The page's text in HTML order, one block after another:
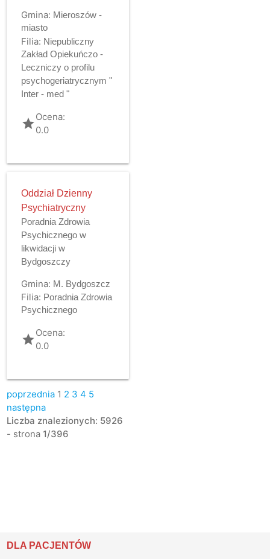
Gmina: Mieroszów -
miasto
Filia: Niepubliczny
Zakład Opiekuńczo -
Leczniczy o profilu
psychogeriatrycznym "
Inter - med "
gradeOcena:
0.0
Oddział Dzienny
Psychiatryczny
Poradnia Zdrowia
Psychicznego w
likwidacji w
Bydgoszczy
Gmina: M. Bydgoszcz
Filia: Poradnia Zdrowia
Psychicznego
gradeOcena:
0.0
poprzednia 1 2 3 4 5
następna
Liczba znalezionych: 5926
- strona 1/396
DLA PACJENTÓW